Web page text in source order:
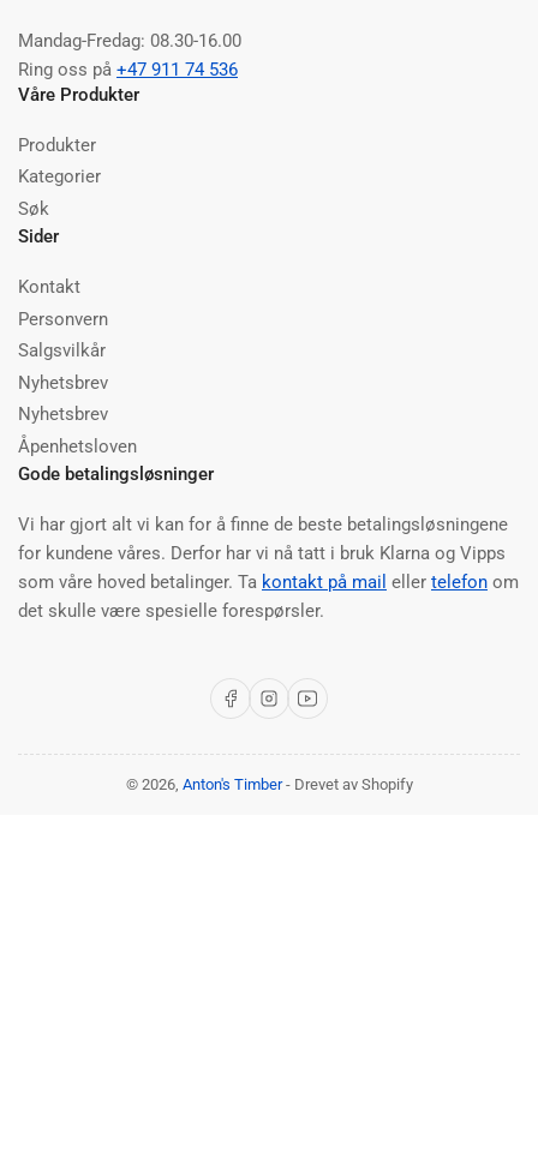
Mandag-Fredag: 08.30-16.00
Ring oss på +47 911 74 536
Våre Produkter
Produkter
Kategorier
Søk
Sider
Kontakt
Personvern
Salgsvilkår
Nyhetsbrev
Nyhetsbrev
Åpenhetsloven
Gode betalingsløsninger
Vi har gjort alt vi kan for å finne de beste betalingsløsningene
for kundene våres. Derfor har vi nå tatt i bruk Klarna og Vipps
som våre hoved betalinger. Ta kontakt på mail eller telefon om
det skulle være spesielle forespørsler.
Facebook
InstagramYouTube
© 2026, Anton's Timber- Drevet av Shopify